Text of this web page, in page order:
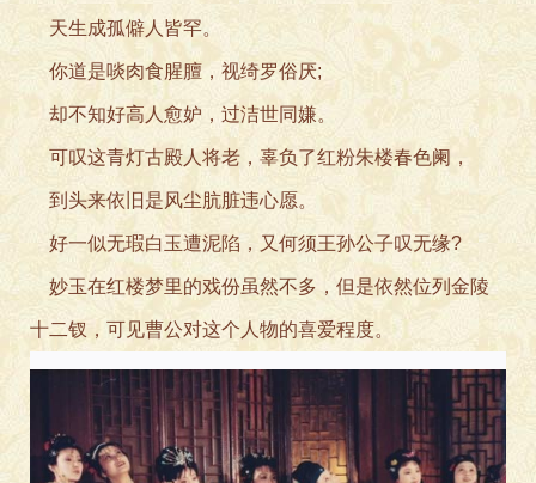
天生成孤僻人皆罕。
你道是啖肉食腥膻，视绮罗俗厌;
却不知好高人愈妒，过洁世同嫌。
可叹这青灯古殿人将老 ，辜负了红粉朱楼春色阑，
到头来依旧是风尘肮脏违心愿。
好一似无瑕白玉遭泥陷，又何须王孙公子叹无缘?
妙玉在红楼梦里的戏份虽然不多，但是依然位列金陵
十二钗，可见曹公对这个人物的喜爱程度。